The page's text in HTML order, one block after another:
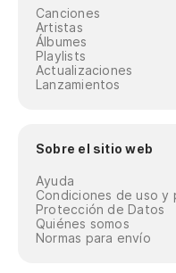
Canciones
Artistas
Álbumes
Playlists
Actualizaciones
Lanzamientos
Sobre el sitio web
Ayuda
Condiciones de uso y
Protección de Datos
Quiénes somos
Normas para envío